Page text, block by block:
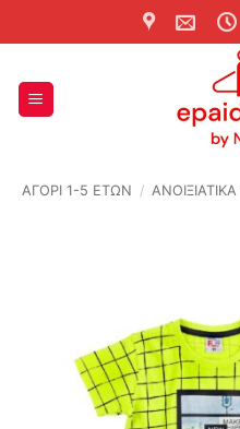
to
ΑΓΟΡΙ 1-5 ΕΤΩΝ /